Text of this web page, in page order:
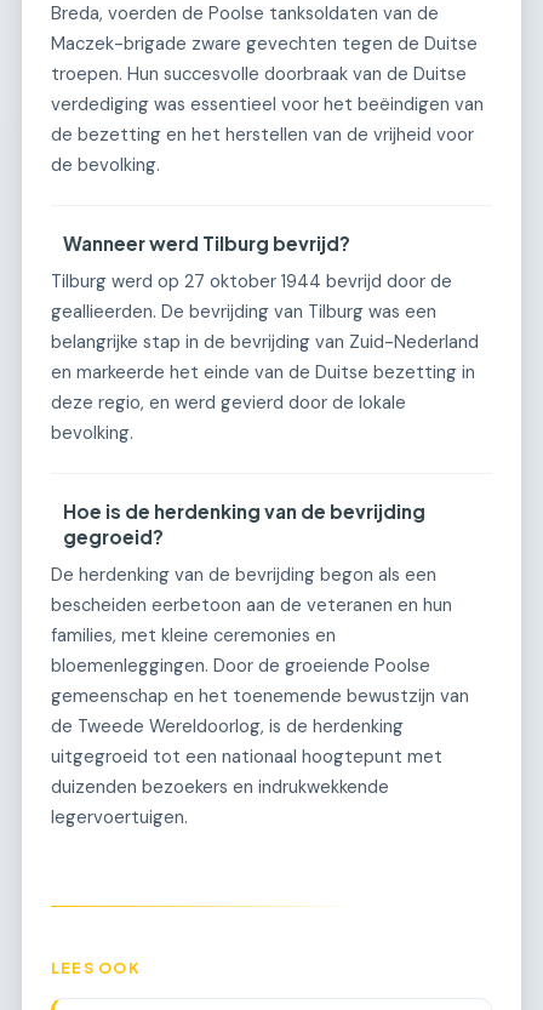
Breda, voerden de Poolse tanksoldaten van de
Maczek-brigade zware gevechten tegen de Duitse
troepen. Hun succesvolle doorbraak van de Duitse
verdediging was essentieel voor het beëindigen van
de bezetting en het herstellen van de vrijheid voor
de bevolking.
Wanneer werd Tilburg bevrijd?
Tilburg werd op 27 oktober 1944 bevrijd door de
geallieerden. De bevrijding van Tilburg was een
belangrijke stap in de bevrijding van Zuid-Nederland
en markeerde het einde van de Duitse bezetting in
deze regio, en werd gevierd door de lokale
bevolking.
Hoe is de herdenking van de bevrijding
gegroeid?
De herdenking van de bevrijding begon als een
bescheiden eerbetoon aan de veteranen en hun
families, met kleine ceremonies en
bloemenleggingen. Door de groeiende Poolse
gemeenschap en het toenemende bewustzijn van
de Tweede Wereldoorlog, is de herdenking
uitgegroeid tot een nationaal hoogtepunt met
duizenden bezoekers en indrukwekkende
legervoertuigen.
LEES OOK